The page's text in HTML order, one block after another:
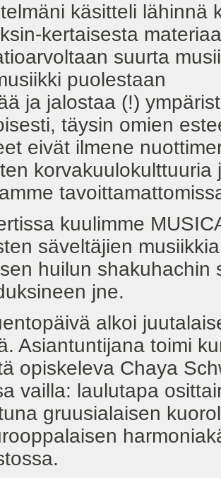
käsitteli lähinnä
kertaisesta
suurta
puolestaan
ja jalostaa (!)
täysin omien
eivät ilmene
kuulimme
säveltäjien
huilun shakuhachin
jne.
alkoi
Asiantuntijana toimi
opiskeleva Chaya
vailla: laulutapa
gruusialaisen